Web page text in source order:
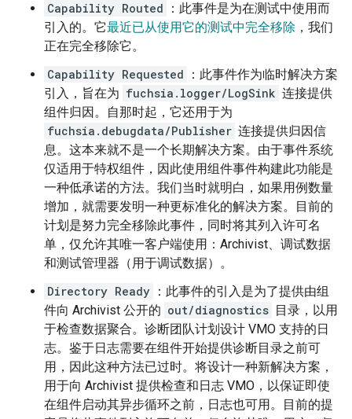
Capability Routed
：此事件是为在测试中使用而
引入的。它最近已从使用它的测试中完全移除 ，我们
正在完全移除它。
Capability Requested
：此事件作为临时解决方案
引入，旨在为 fuchsia.logger/LogSink 连接提供
组件归因。自那时起，它还用于为
fuchsia.debugdata/Publisher 连接提供归因信
息。这本来就不是一个长期解决方案。由于事件系统
仅适用于特权组件，因此使用组件事件构建此功能是
一种低承诺的方法。我们当时就明白，如果用例数量
增加，就需要发明一种更标准化的解决方案。目前的
计划是努力完全移除此事件，同时将其列入许可名
单，仅允许其唯一客户端使用：Archivist、调试数据
和测试管理器（用于调试数据）。
Directory Ready ：此事件的引入是为了提供由组
件向 Archivist 公开的 out/diagnostics 目录，以用
于检查数据聚合。诊断团队计划设计 VMO 支持的日
志。鉴于日志需要在组件开始提供诊断目录之前可
用，因此这种方法已过时。将设计一种新解决方案，
用于向 Archivist 提供检查和日志 VMO，以保证即使
在组件启动其异步循环之前，日志也可用。目前的提